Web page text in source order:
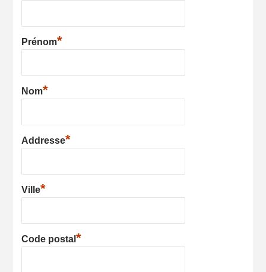
Prénom*
Nom*
Addresse*
Ville*
Code postal *